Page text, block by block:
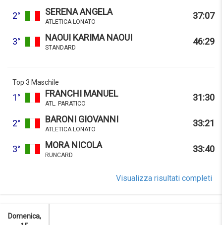
2° SERENA ANGELA
ATLETICA LONATO
37:07
3° NAOUI KARIMA NAOUI
STANDARD
46:29
Top 3 Maschile
1° FRANCHI MANUEL
ATL. PARATICO
31:30
2° BARONI GIOVANNI
ATLETICA LONATO
33:21
3° MORA NICOLA
RUNCARD
33:40
Visualizza risultati completi
Domenica,